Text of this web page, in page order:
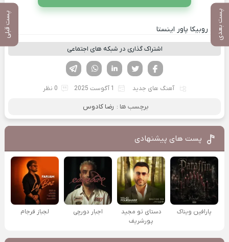
پست بعدی پست قبلی کانال روبیکا پاور اینستا
اشتراک گذاری در شبکه های اجتماعی
لینکدین تویتر
فیسوک
آهنگ های جدید 1 آگوست 2025 0 نظر
برچسب ها : رضا کادوس
پست های پیشنهادی
پارافین ویناک
دستای تو مجید
پورشریف
اجبار دورچی لجباز فرجام